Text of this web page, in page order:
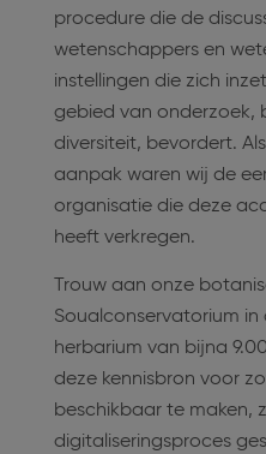
procedure die de
wetenschappers en
instellingen die zich
gebied van onderzoek,
diversiteit, bevordert.
aanpak waren wij de
organisatie die deze
heeft verkregen.
Trouw aan onze
Soualconservatorium
herbarium van bijna
deze kennisbron voor
beschikbaar te maken,
digitaliseringsproces